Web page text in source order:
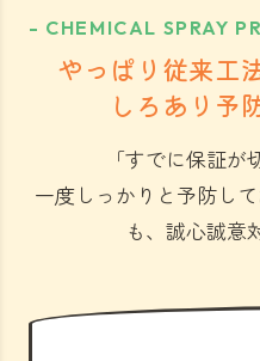
- CHEMICAL SPRAY
やっぱり従来工
しろあり予
「すでに保証が
一度しっかりと予防して
も、誠心誠意